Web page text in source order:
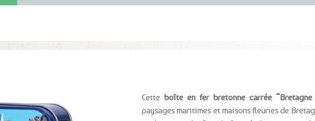
Cette boîte en fer bretonne carrée
paysages maritimes et maisons fleuries de